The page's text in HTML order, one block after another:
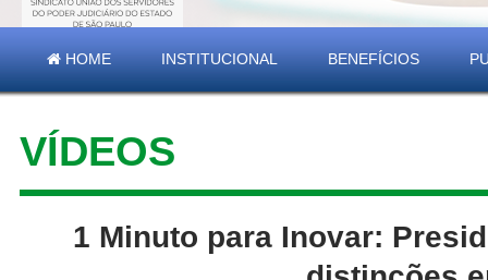
HOME INSTITUCIONAL BENEFÍCIOS
VÍDEOS
1 Minuto para Inovar: